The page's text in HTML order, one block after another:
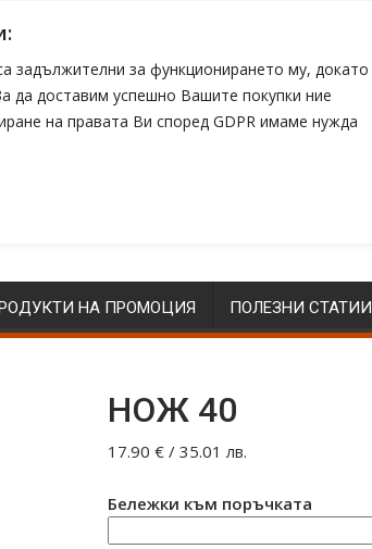
задължителни за функционирането му, докато
да доставим успешно Вашите покупки ние
на правата Ви според GDPR имаме нужда
НА ПРОМОЦИЯ ПОЛЕЗНИ СТАТИИ
НОЖ 40
17.90 €/ 35.01 лв.
Бележки към поръчката